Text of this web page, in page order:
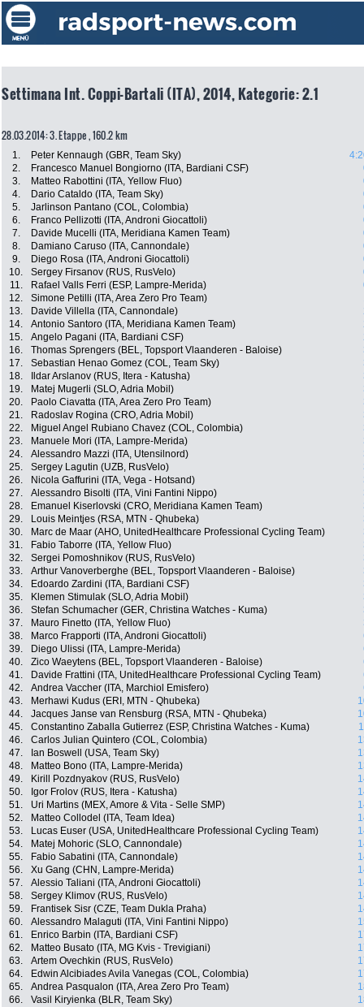
Settimana Int. Coppi-Bartali (ITA), 2014, Kategorie: 2.1
28.03.2014: 3. Etappe , 160.2 km
1. Peter Kennaugh (GBR, Team Sky)
2.
Francesco Manuel Bongiorno (ITA, Bardiani CSF)
3.
Matteo Rabottini (ITA, Yellow Fluo)
4.
Dario Cataldo (ITA, Team Sky)
5.
Jarlinson Pantano (COL, Colombia)
6.
Franco Pellizotti (ITA, Androni Giocattoli)
7.
Davide Mucelli (ITA, Meridiana Kamen Team)
8.
Damiano Caruso (ITA, Cannondale)
9.
Diego Rosa (ITA, Androni Giocattoli)
10.
Sergey Firsanov (RUS, RusVelo)
11.
Rafael Valls Ferri (ESP, Lampre-Merida)
12.
Simone Petilli (ITA, Area Zero Pro Team)
13.
Davide Villella (ITA, Cannondale)
14.
Antonio Santoro (ITA, Meridiana Kamen Team)
15.
Angelo Pagani (ITA, Bardiani CSF)
16.
Thomas Sprengers (BEL, Topsport Vlaanderen - Baloise)
17.
Sebastian Henao Gomez (COL, Team Sky)
18.
Ildar Arslanov (RUS, Itera - Katusha)
19.
Matej Mugerli (SLO, Adria Mobil)
20.
Paolo Ciavatta (ITA, Area Zero Pro Team)
21.
Radoslav Rogina (CRO, Adria Mobil)
22.
Miguel Angel Rubiano Chavez (COL, Colombia)
23.
Manuele Mori (ITA, Lampre-Merida)
24.
Alessandro Mazzi (ITA, Utensilnord)
25.
Sergey Lagutin (UZB, RusVelo)
26.
Nicola Gaffurini (ITA, Vega - Hotsand)
27.
Alessandro Bisolti (ITA, Vini Fantini Nippo)
28.
Emanuel Kiserlovski (CRO, Meridiana Kamen Team)
29.
Louis Meintjes (RSA, MTN - Qhubeka)
30.
Marc de Maar (AHO, UnitedHealthcare Professional Cycling Team)
31.
Fabio Taborre (ITA, Yellow Fluo)
32.
Sergei Pomoshnikov (RUS, RusVelo)
33.
Arthur Vanoverberghe (BEL, Topsport Vlaanderen - Baloise)
34.
Edoardo Zardini (ITA, Bardiani CSF)
35.
Klemen Stimulak (SLO, Adria Mobil)
36.
Stefan Schumacher (GER, Christina Watches - Kuma)
37.
Mauro Finetto (ITA, Yellow Fluo)
38.
Marco Frapporti (ITA, Androni Giocattoli)
39.
Diego Ulissi (ITA, Lampre-Merida)
40.
Zico Waeytens (BEL, Topsport Vlaanderen - Baloise)
41.
Davide Frattini (ITA, UnitedHealthcare Professional Cycling Team)
42.
Andrea Vaccher (ITA, Marchiol Emisfero)
43.
Merhawi Kudus (ERI, MTN - Qhubeka)
44.
Jacques Janse van Rensburg (RSA, MTN - Qhubeka)
45.
Constantino Zaballa Gutierrez (ESP, Christina Watches - Kuma)
46.
Carlos Julian Quintero (COL, Colombia)
47.
Ian Boswell (USA, Team Sky)
48.
Matteo Bono (ITA, Lampre-Merida)
49.
Kirill Pozdnyakov (RUS, RusVelo)
50.
Igor Frolov (RUS, Itera - Katusha)
51.
Uri Martins (MEX, Amore & Vita - Selle SMP)
52.
Matteo Collodel (ITA, Team Idea)
53.
Lucas Euser (USA, UnitedHealthcare Professional Cycling Team)
54.
Matej Mohoric (SLO, Cannondale)
55.
Fabio Sabatini (ITA, Cannondale)
56.
Xu Gang (CHN, Lampre-Merida)
57.
Alessio Taliani (ITA, Androni Giocattoli)
58.
Sergey Klimov (RUS, RusVelo)
59.
Frantisek Sisr (CZE, Team Dukla Praha)
60.
Alessandro Malaguti (ITA, Vini Fantini Nippo)
61.
Enrico Barbin (ITA, Bardiani CSF)
62.
Matteo Busato (ITA, MG Kvis - Trevigiani)
63.
Artem Ovechkin (RUS, RusVelo)
64.
Edwin Alcibiades Avila Vanegas (COL, Colombia)
65.
Andrea Pasqualon (ITA, Area Zero Pro Team)
66.
Vasil Kiryienka (BLR, Team Sky)